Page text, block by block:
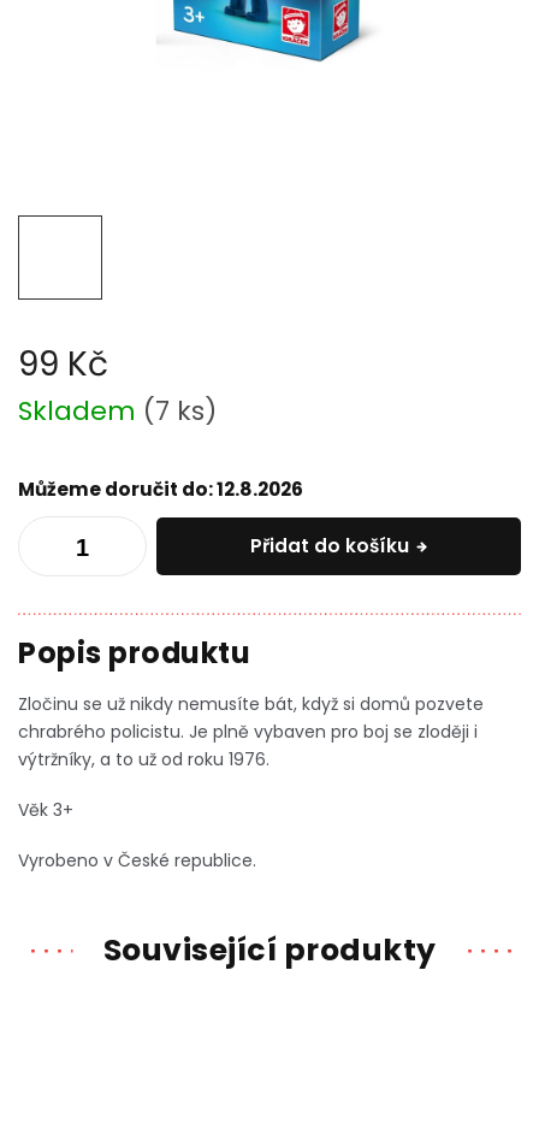
99 Kč
Měrná
cena:
Skladem (7 ks)
Můžeme doručit do:12.8.2026
Přidat do košíku
Zločinu se už nikdy nemusíte bát, když si domů pozvete
chrabrého policistu. Je plně vybaven pro boj se zloději i
výtržníky, a to už od roku 1976.
Věk 3+
Vyrobeno v České republice.
Související produkty